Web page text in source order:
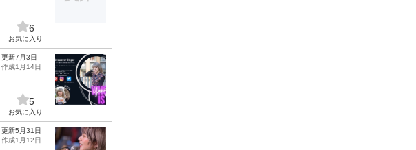
6
お気に入り
更新7月3日
作成1月14日
5
お気に入り
更新5月31日
作成1月12日